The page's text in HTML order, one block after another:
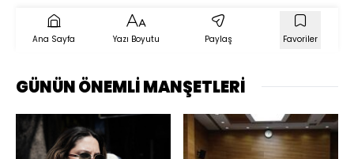
Ana Sayfa Yazı Boyutu Paylaş Favoriler
GÜNÜN ÖNEMLİ MANŞETLERİ